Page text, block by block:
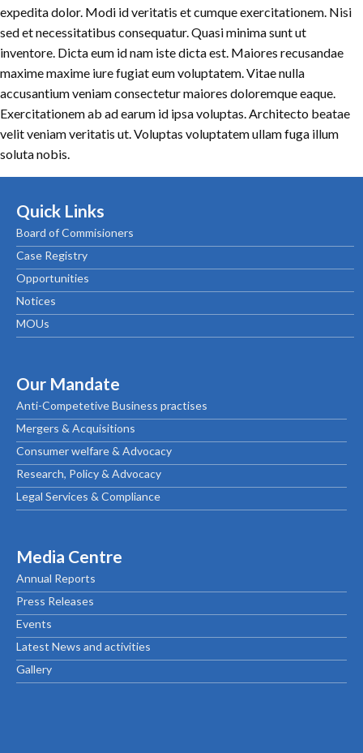
expedita dolor. Modi id veritatis et cumque exercitationem. Nisi
sed et necessitatibus consequatur. Quasi minima sunt ut
inventore. Dicta eum id nam iste dicta est. Maiores recusandae
maxime maxime iure fugiat eum voluptatem. Vitae nulla
accusantium veniam consectetur maiores doloremque eaque.
Exercitationem ab ad earum id ipsa voluptas. Architecto beatae
velit veniam veritatis ut. Voluptas voluptatem ullam fuga illum
soluta nobis.
Quick Links
Board of Commisioners
Case Registry
Opportunities
Notices
MOUs
Our Mandate
Anti-Competetive Business practises
Mergers & Acquisitions
Consumer welfare & Advocacy
Research, Policy & Advocacy
Legal Services & Compliance
Media Centre
Annual Reports
Press Releases
Events
Latest News and activities
Gallery